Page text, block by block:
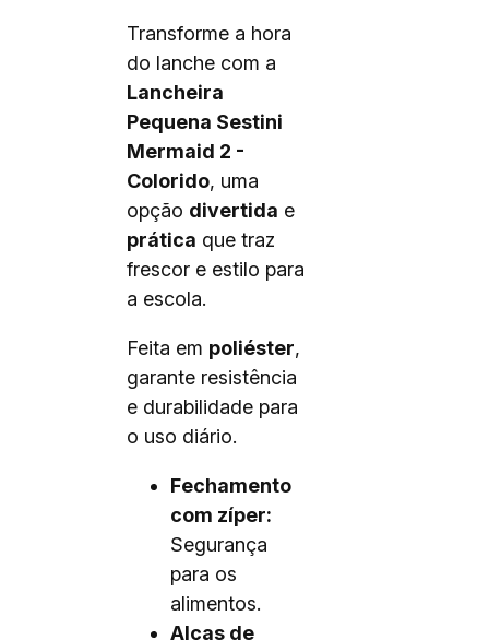
Transforme a hora
do lanche com a
Lancheira
Pequena Sestini
Mermaid 2 -
Colorido, uma
opção divertida e
prática que traz
frescor e estilo para
a escola.
Feita em poliéster,
garante resistência
e durabilidade para
o uso diário.
Fechamento
com zíper:
Segurança
para os
alimentos.
Alças de